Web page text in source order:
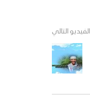
الفيديو التالي